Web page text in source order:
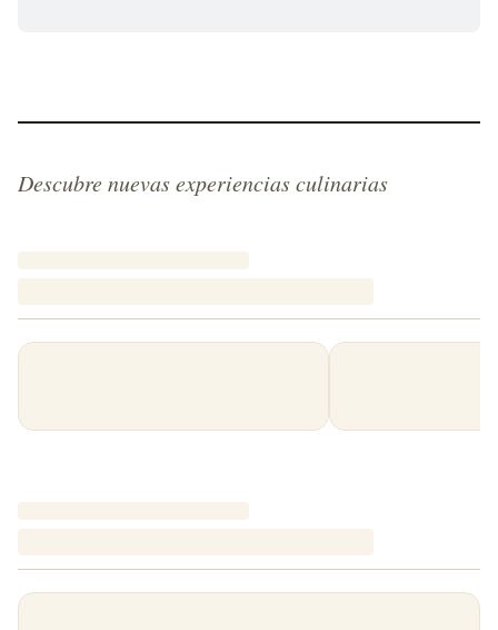
Descubre nuevas experiencias culinarias